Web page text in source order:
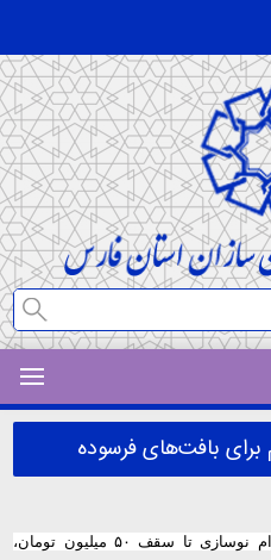
بافت‌های فرسوده
معاون وزیر راه و شهرسازی گفت: وام نوسازی تا سقف ۵۰ میلیون تومان،